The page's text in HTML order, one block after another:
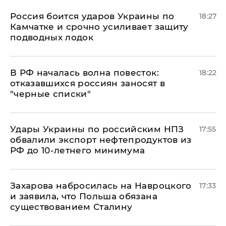
Россия боится ударов Украины по
Камчатке и срочно усиливает защиту
подводных лодок
18:27
​В РФ началась волна повесток:
отказавшихся россиян заносят в
"черные списки"
18:22
Удары Украины по российским НПЗ
обвалили экспорт нефтепродуктов из
РФ до 10-летнего минимума
17:55
​Захарова набросилась на Навроцкого
и заявила, что Польша обязана
существованием Сталину
17:33